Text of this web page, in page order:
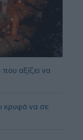
αξίζει να
κρυφά να σε